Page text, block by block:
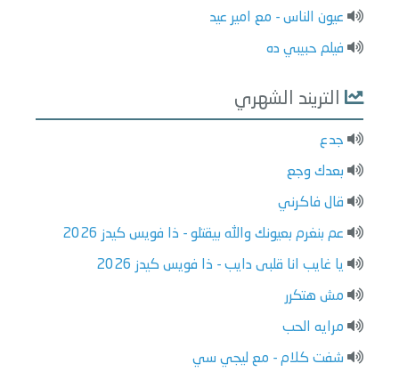
عيون الناس - مع امير عيد
فيلم حبيبي ده
التريند الشهري
جدع
بعدك وجع
قال فاكرني
عم بنغرم بعيونك والله بيقتلو - ذا فويس كيدز 2026
يا غايب انا قلبى دايب - ذا فويس كيدز 2026
مش هتكرر
مرايه الحب
شفت كلام - مع ليجي سي